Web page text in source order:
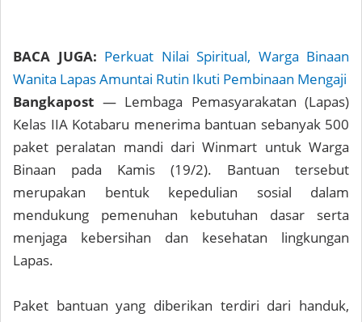
BACA JUGA: Perkuat Nilai Spiritual, Warga Binaan
Wanita Lapas Amuntai Rutin Ikuti Pembinaan Mengaji
Bangkapost — Lembaga Pemasyarakatan (Lapas)
Kelas IIA Kotabaru menerima bantuan sebanyak 500
paket peralatan mandi dari Winmart untuk Warga
Binaan pada Kamis (19/2). Bantuan tersebut
merupakan bentuk kepedulian sosial dalam
mendukung pemenuhan kebutuhan dasar serta
menjaga kebersihan dan kesehatan lingkungan
Lapas.
Paket bantuan yang diberikan terdiri dari handuk,